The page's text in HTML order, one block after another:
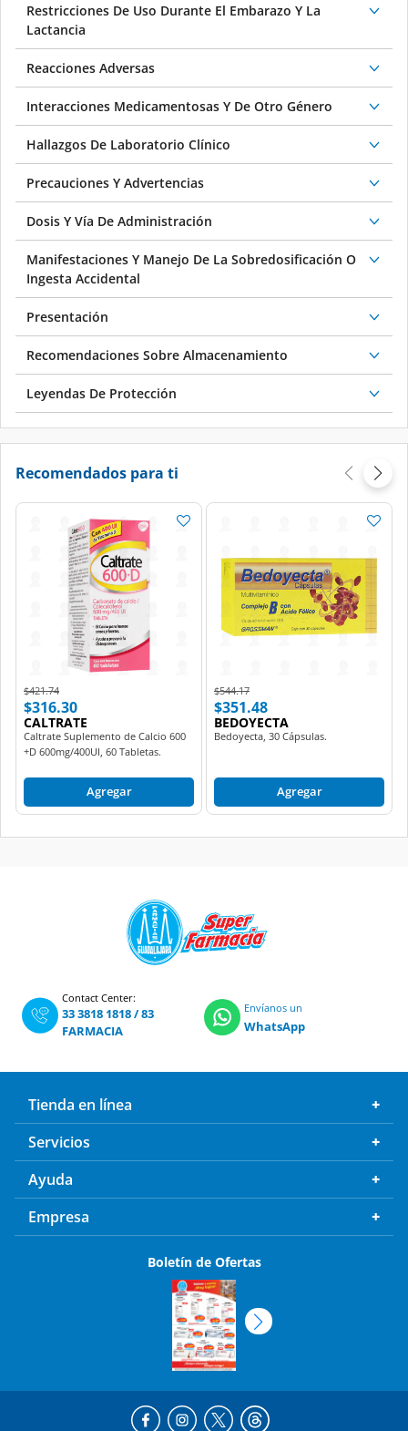
Restricciones De Uso Durante El Embarazo Y La
Lactancia
Reacciones Adversas
Interacciones Medicamentosas Y De Otro Género
Hallazgos De Laboratorio Clínico
Precauciones Y Advertencias
Dosis Y Vía De Administración
Manifestaciones Y Manejo De La Sobredosificación O
Ingesta Accidental
Presentación
Recomendaciones Sobre Almacenamiento
Leyendas De Protección
Recomendados para ti
Price reduced from
$421.74to
$316.30
CALTRATE
Caltrate Suplemento de Calcio 600
+D 600mg/400UI, 60 Tabletas.
Agregar
Price reduced from
$544.17to
$351.48
BEDOYECTA
Bedoyecta, 30 Cápsulas.
Agregar
Contact Center:
33 3818 1818/83
FARMACIA
Envíanos un
WhatsApp
Tienda en línea
Servicios
Ayuda
Empresa
Boletín de Ofertas